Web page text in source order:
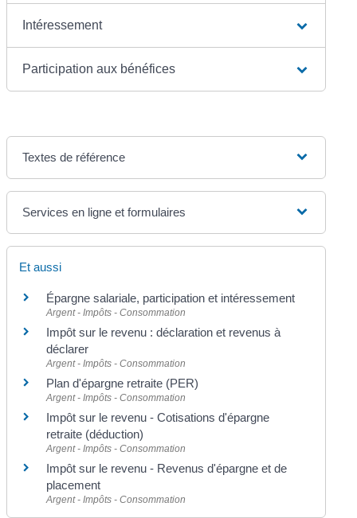
Intéressement
Participation aux bénéfices
Textes de référence
Services en ligne et formulaires
Et aussi
Épargne salariale, participation et intéressement
Argent - Impôts - Consommation
Impôt sur le revenu : déclaration et revenus à
déclarer
Argent - Impôts - Consommation
Plan d'épargne retraite (PER)
Argent - Impôts - Consommation
Impôt sur le revenu - Cotisations d'épargne
retraite (déduction)
Argent - Impôts - Consommation
Impôt sur le revenu - Revenus d'épargne et de
placement
Argent - Impôts - Consommation